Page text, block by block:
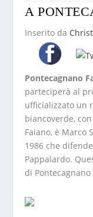
A
Inserito da
Pontecagnano
parteciperà al
ufficializzato un
biancoverde,
Faiano, è Marco
1986 che
Pappalardo.
di Pontecagnano